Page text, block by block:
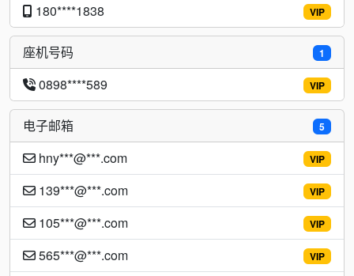
VIP
180****1838
1
座机号码
VIP
0898****589
5
电子邮箱
VIP
hny***@***.com
VIP
139***@***.com
VIP
105***@***.com
VIP
565***@***.com